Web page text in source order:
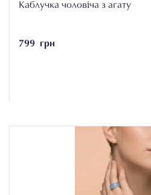
Каблучка чоловіча з агату
799 грн